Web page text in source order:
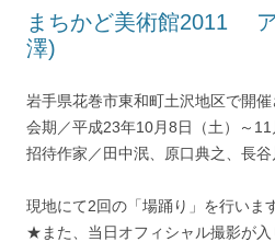
まちかど美術館2011
澤)
岩手県花巻市東和町土沢地区で開
会期／平成23年10月8日（土）～11
招待作家／田中泯、原口典之、長
現地にて2回の「場踊り」を行います
★また、当日オフィシャル撮影が入